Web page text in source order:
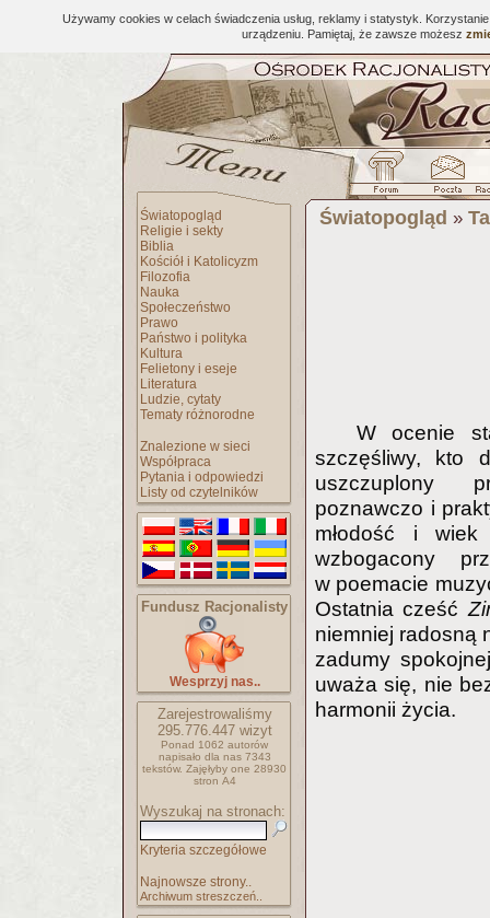
Używamy cookies w celach świadczenia usług, reklamy i statystyk.
urządzeniu. Pamiętaj, że zawsze możesz
Światopogląd
Religie i sekty
Biblia
Kościół i Katolicyzm
Filozofia
Nauka
Społeczeństwo
Prawo
Państwo i polityka
Kultura
Felietony i eseje
Literatura
Ludzie, cytaty
Tematy różnorodne
Znalezione w sieci
Współpraca
Pytania i odpowiedzi
Listy od czytelników
Fundusz Racjonalisty
Wesprzyj nas..
Zarejestrowaliśmy
295.776.447wizyt
Ponad 1062 autorów
napisało dla nas 7343
tekstów. Zajęłyby one 28930
stron A4
Wyszukaj na stronach:
Kryteria szczegółowe
Najnowsze strony..
Archiwum streszczeń..
Światopogląd »
W ocenie
szczęśliwy, kto
uszczuplony
poznawczo i
młodość i
wzbogacony
w poemacie
Ostatnia cześć
niemniej radosną
zadumy
uważa się, nie
harmonii życia.